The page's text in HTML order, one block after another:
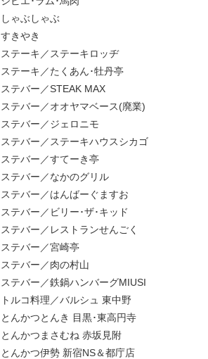
しゃぶしゃぶ
すきやき
ステーキ／ステーキロッヂ
ステーキ／たくあん･牡丹亭
ステバー／STEAK MAX
ステバー／オオヤマベース(廃業)
ステバー／ジェロニモ
ステバー／ステーキハウスシカゴ
ステバー／すてーき亭
ステバー／なかのグリル
ステバー／はんばーぐますお
ステバー／ビリー･ザ･キッド
ステバー／レストランせんごく
ステバー／宮崎亭
ステバー／肉の村山
ステバー／鉄鍋ハンバーグMIUSI
トルコ料理／バルシュ 東中野
とんかつとんき 目黒･東高円寺
とんかつまさむね 赤坂見附
とんかつ伊勢 新宿NS＆都庁店